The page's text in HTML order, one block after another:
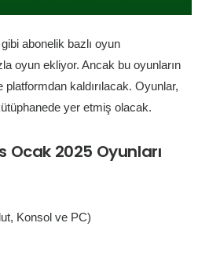
abonelik bazlı oyun
oyun ekliyor. Ancak bu oyunların
platformdan kaldırılacak. Oyunlar,
yer etmiş olacak.
Ocak 2025 Oyunları
Konsol ve PC)